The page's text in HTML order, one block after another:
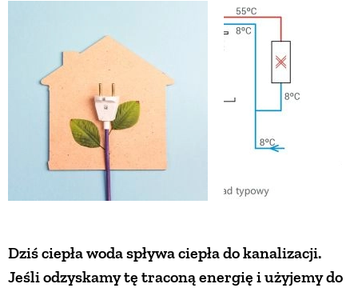
Dziś ciepła woda spływa ciepła do kanalizacji.
Jeśli odzyskamy tę traconą energię i użyjemy do
NATURALNA APTECZKA
DLA DOMU
PRZYRODA
ZWIERZĘTA W NATURZE